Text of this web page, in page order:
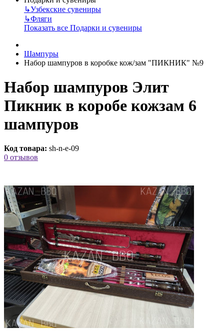
↳Узбекские сувениры
↳Фляги
Показать все Подарки и сувениры
Шампуры
Набор шампуров в коробке кож/зам "ПИКНИК" №9
Набор шампуров Элит
Пикник в коробе кожзам 6
шампуров
Код товара: sh-n-e-09
0 отзывов